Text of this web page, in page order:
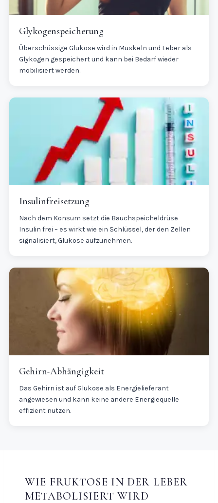
Glykogenspeicherung
Überschüssige Glukose wird in Muskeln und Leber als
Glykogen gespeichert und kann bei Bedarf wieder
mobilisiert werden.
Insulinfreisetzung
Nach dem Konsum setzt die Bauchspeicheldrüse
Insulin frei – es wirkt wie ein Schlüssel, der den Zellen
signalisiert, Glukose aufzunehmen.
Gehirn-Abhängigkeit
Das Gehirn ist auf Glukose als Energielieferant
angewiesen und kann keine andere Energiequelle
effizient nutzen.
WIE FRUKTOSE IN DER LEBER
METABOLISIERT WIRD